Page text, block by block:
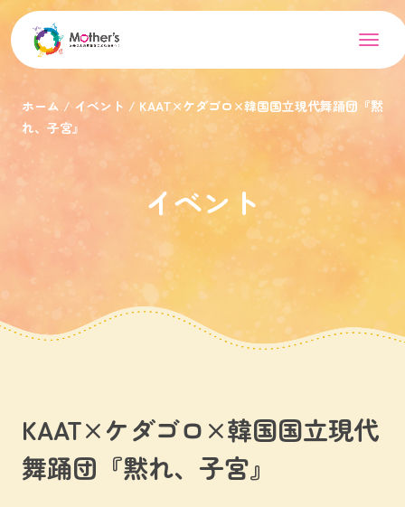
ホーム イベント
KAAT×ケダゴロ×韓国国立現代舞踊団『黙
れ、子宮』
イベント
KAAT×ケダゴロ×韓国国立現代
舞踊団『黙れ、子宮』